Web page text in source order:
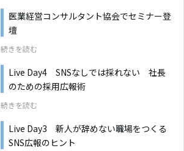
医業経営コンサルタント協会でセミナー登
壇
続きを読む
Live Day4 SNSなしでは採れない 社長
のための採用広報術
続きを読む
Live Day3 新人が辞めない職場をつくる
SNS広報のヒント